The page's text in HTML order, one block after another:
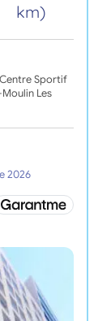
km)
Sportif
Les
2026